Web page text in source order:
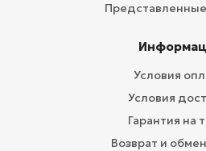
Условия
Условия
Гарантия на
Возврат и